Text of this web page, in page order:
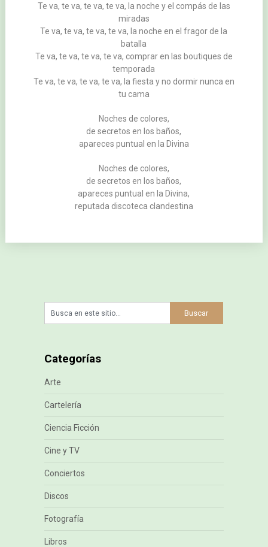
Te va, te va, te va, te va, la noche y el compás de las
miradas
Te va, te va, te va, te va, la noche en el fragor de la
batalla
Te va, te va, te va, te va, comprar en las boutiques de
temporada
Te va, te va, te va, te va, la fiesta y no dormir nunca en
tu cama
Noches de colores,
de secretos en los baños,
apareces puntual en la Divina
Noches de colores,
de secretos en los baños,
apareces puntual en la Divina,
reputada discoteca clandestina
Categorías
Arte
Cartelería
Ciencia Ficción
Cine y TV
Conciertos
Discos
Fotografía
Libros